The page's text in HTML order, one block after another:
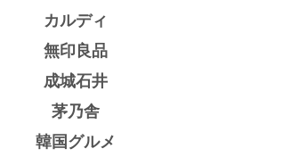
カルディ
無印良品
成城石井
茅乃舎
韓国グルメ